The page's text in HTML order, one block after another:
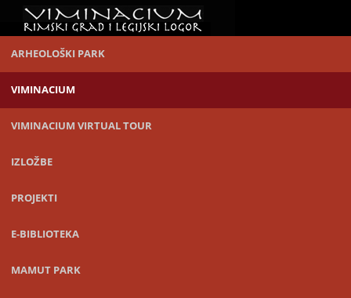
ARHEOLOŠKI PARK
VIMINACIUM
VIMINACIUM VIRTUAL TOUR
IZLOŽBE
PROJEKTI
E-BIBLIOTEKA
MAMUT PARK